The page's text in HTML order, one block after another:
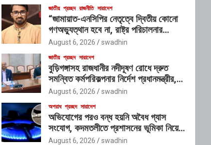
জাতীয় প্রচ্ছদ রাজনীতি সারাদেশ
“জামায়াত-এনসিপির নেতৃত্বে দ্বিতীয় কোনো
গণঅভ্যুত্থান হবে না, রাষ্ট্র পরিচালনার
যোগ্যতাও তাদের নেই”: রাশেদ খাঁনের
August 6, 2026 swadhin
জাতীয় প্রচ্ছদ সারাদেশ
বুড়িগঙ্গাসহ রাজধানীর নদীদূষণ রোধে দ্রুত
সমন্বিত কর্মপরিকল্পনার নির্দেশ প্রধানমন্ত্রীর,
গঠিত হচ্ছে আন্তঃসংস্থা সমন্বয় কমিটি
August 6, 2026 swadhin
অপরাধ প্রচ্ছদ সারাদেশ
অভিযোগের পরও বন্ধ হয়নি অবৈধ গ্যাস
সংযোগ, কদমতলীতে প্রশাসনের ভূমিকা নিয়ে
প্রশ্ন
August 6, 2026 swadhin